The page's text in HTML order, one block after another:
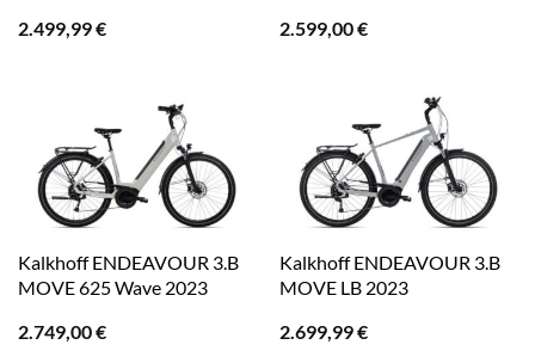
2.499,99€
2.599,00€
Kalkhoff ENDEAVOUR 3.B
MOVE 625 Wave 2023
2.749,00€
Kalkhoff ENDEAVOUR 3.B
MOVE LB 2023
2.699,99€